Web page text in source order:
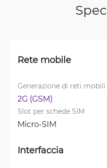
Rete mobile
Generazione di reti mobili
2G (GSM)
Slot per schede SIM
Micro-SIM
Interfaccia